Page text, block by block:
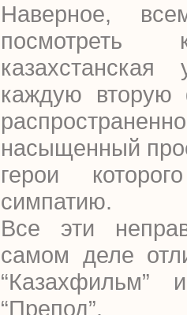
Наверное,
посмотреть
каждую вторую
насыщенный
герои
симпатию.
Все эти
самом деле
“Казахфильм”
“Препод”.